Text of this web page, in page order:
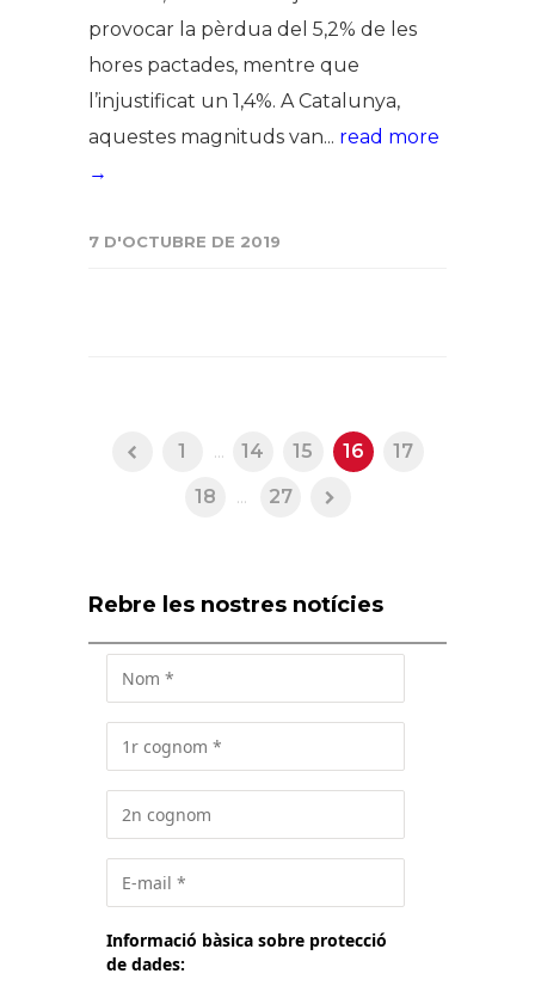
provocar la pèrdua del 5,2% de les
hores pactades, mentre que
l’injustificat un 1,4%. A Catalunya,
aquestes magnituds van... read more
→
7 D'OCTUBRE DE 2019
1 ... 14 15 16
17
18
... 27
Rebre les nostres notícies
Informació bàsica sobre protecció
de dades: